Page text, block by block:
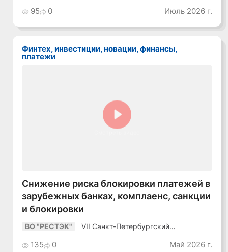
Как сохранять
уверенный курс
среде»
95 0 Июль 2026 г.
Финтех, инвестиции, новации, финансы,
платежи
Снижение риска блокировки платежей в
зарубежных банках, комплаенс, санкции
и блокировки
ВО "РЕСТЭК"
VII Санкт-Петербургский
135 0 Май 2026 г.